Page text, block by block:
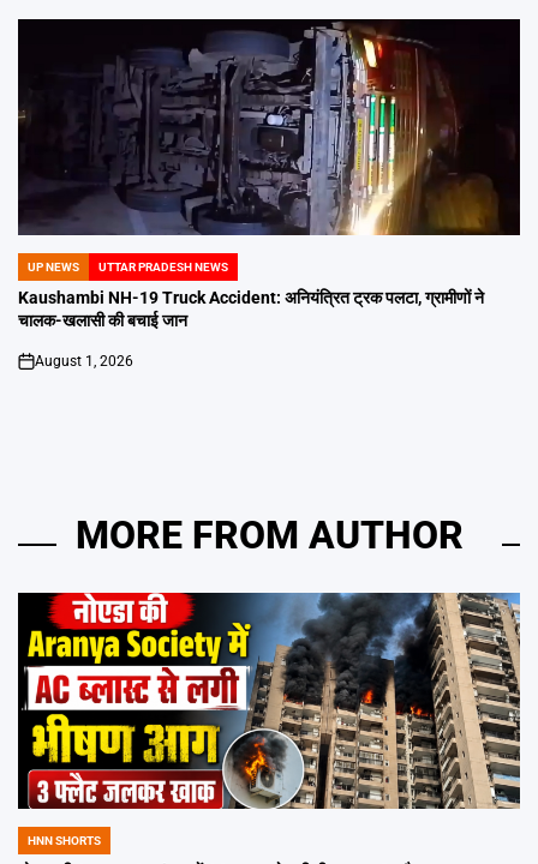
POSTED
IN
UP NEWS UTTAR PRADESH NEWS
Kaushambi NH-19 Truck Accident: अनियंत्रित ट्रक पलटा, ग्रामीणों ने
चालक-खलासी की बचाई जान
on
August 1, 2026
MORE FROM AUTHOR
POSTED
HNN SHORTS